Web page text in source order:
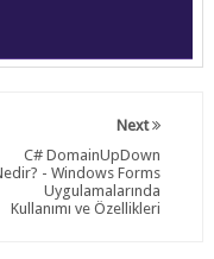
Next
Nedir? - Windows Forms
Uygulamalarında
Kullanımı ve Özellikleri